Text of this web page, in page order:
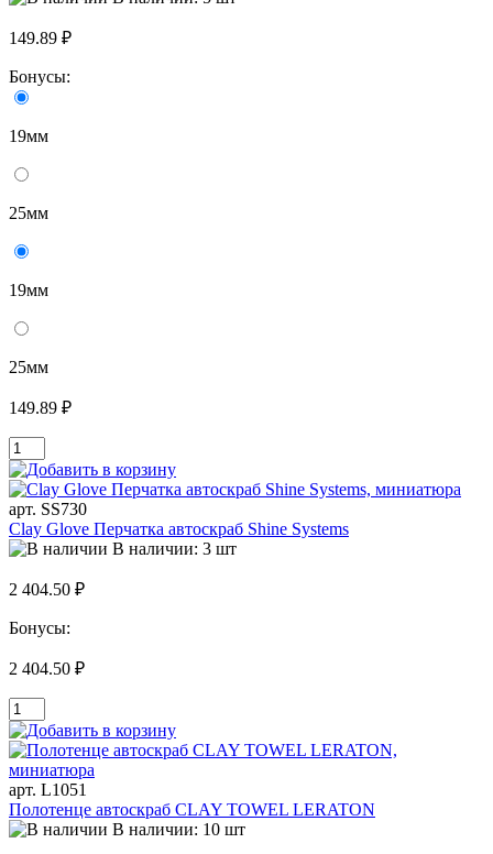
149.89 ₽
Бонусы:
19мм
25мм
19мм
25мм
149.89 ₽
арт. SS730
Clay Glove Перчатка автоскраб Shine Systems
В наличии: 3 шт
2 404.50 ₽
Бонусы:
2 404.50 ₽
арт. L1051
Полотенце автоскраб CLAY TOWEL LERATON
В наличии: 10 шт